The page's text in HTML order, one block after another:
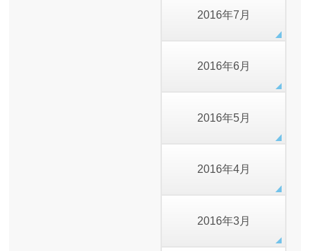
2016年7月
2016年6月
2016年5月
2016年4月
2016年3月